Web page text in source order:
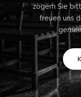
zögern Sie
freuen uns